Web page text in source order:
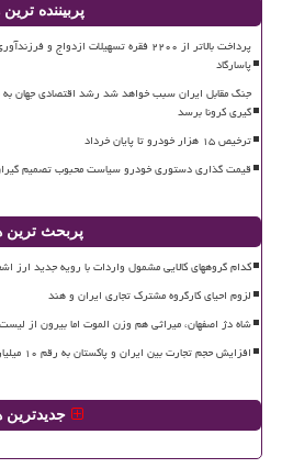
پربیننده ترین
پاسارگاد
جنگ مقابل ایران سبب خواهد شد رشد اقتصادی جهان
گیری کرونا برسد
ترخیص ۱۵ هزار خودرو تا پایان خرداد
قیمت گذاری دستوری خودرو سیاست محبوب تصمیم گیران
پربحث ترین
کدام گروههای کالایی مشمول واردات با رویه جدید ارز
لزوم احیای کارگروه مشترک تجاری ایران و هند
شاه دژ اصفهان، میراثی هم وزن الموت اما بیرون از
افزایش حجم تجارت بین ایران و پاکستان به رقم ۱۰ میلیارد دلار
جدیدترین